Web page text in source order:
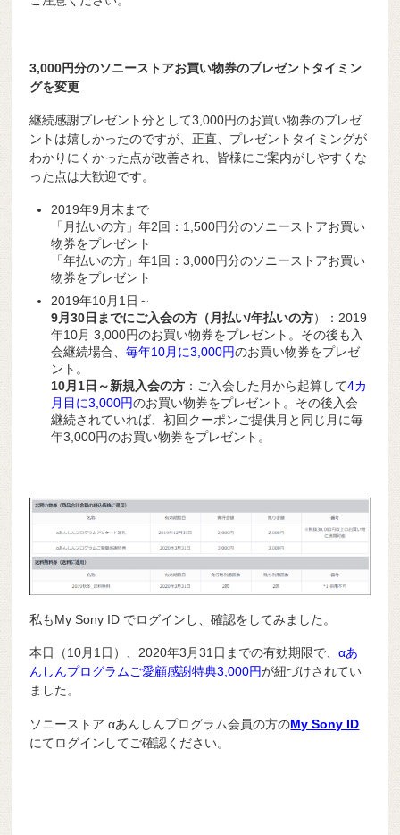
3,000円分のソニーストアお買い物券のプレゼントタイミン
グを変更
継続感謝プレゼント分として3,000円のお買い物券のプレゼ
ントは嬉しかったのですが、正直、プレゼントタイミングが
わかりにくかった点が改善され、皆様にご案内がしやすくな
った点は大歓迎です。
2019年9月末まで
「月払いの方」年2回：1,500円分のソニーストアお買い
物券をプレゼント
「年払いの方」年1回：3,000円分のソニーストアお買い
物券をプレゼント
2019年10月1日～
9月30日までにご入会の方（月払い/年払いの方）：2019
年10月 3,000円のお買い物券をプレゼント。その後も入
会継続場合、毎年10月に3,000円のお買い物券をプレゼ
ント。
10月1日～新規入会の方 ：ご入会した月から起算して4カ
月目に3,000円のお買い物券をプレゼント。その後入会
継続されていれば、初回クーポンご提供月と同じ月に毎
年3,000円のお買い物券をプレゼント。
私もMy Sony ID でログインし、確認をしてみました。
本日（10月1日）、2020年3月31日までの有効期限で、αあ
んしんプログラムご愛顧感謝特典3,000円が紐づけされてい
ました。
ソニーストア αあんしんプログラム会員の方のMy Sony ID
にてログインしてご確認ください。